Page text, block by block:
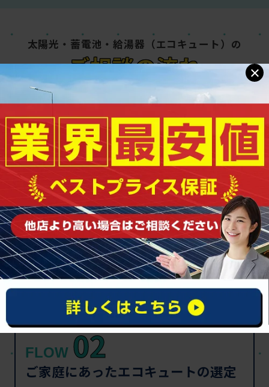
太陽光・蓄電池・給湯器（エコキュート）の
ご相談の流れ
FLOW01
光熱費の試算
ご家庭の電気代、ガス代の明細を確認させてい
ただき、エコキュート導入にとってどれだけ光
熱費が削減できるかを試算させていただきま
す。
FLOW 02
ご家庭にあったエコキュートの選定
×